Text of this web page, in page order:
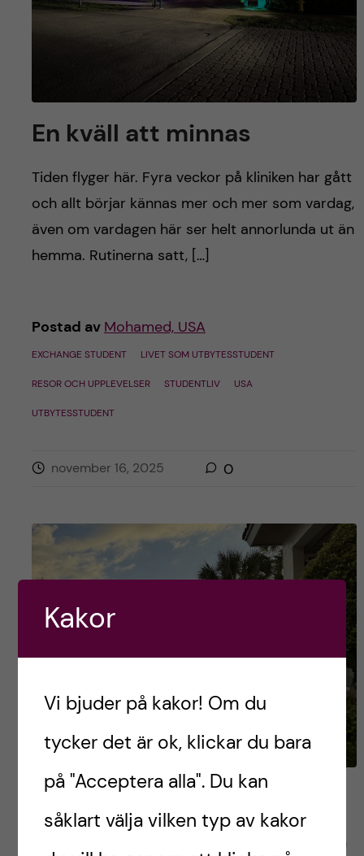
En kväll att minnas
Tiden flyger här. Fyra veckor på kliniken har gått
och allt börjar kännas mer och mer som vardag,
även om vardagen här ser helt annorlunda ut än
hemma. Rutinerna satt, […]
Postad av Mohamed, USA
EXCHANGE STUDENT LIVET SOM UTBYTESSTUDENT
RESOR OCH UPPLEVELSER STUDENTLIV USA
UTBYTESSTUDENT
november 16, 2025 0
Allt på riktigt nu
Första veckan på kliniken är nu klar och jag kan
Kakor
Vi bjuder på kakor! Om du
tycker det är ok, klickar du bara
på "Acceptera alla". Du kan
såklart välja vilken typ av kakor